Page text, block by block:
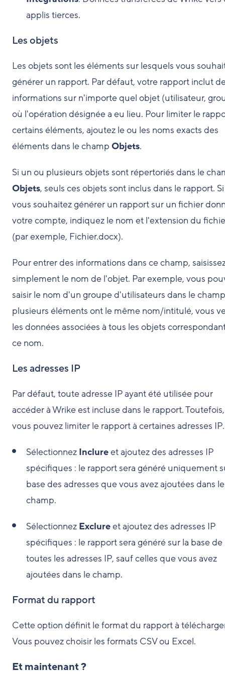
applis tierces.
Les objets
Les objets sont les éléments sur lesquels vous
générer un rapport. Par défaut, votre rapport inclut
informations sur n'importe quel objet (utilisateur,
où l'opération désignée a eu lieu. Pour limiter le
certains éléments, ajoutez le ou les noms exacts des
éléments dans le champ Objets.
Si un ou plusieurs objets sont répertoriés dans le
Objets, seuls ces objets sont inclus dans le rapport. Si
vous souhaitez générer un rapport sur un fichier
votre compte, indiquez le nom et l'extension du
(par exemple, Fichier.docx).
Pour entrer des informations dans ce champ,
simplement le nom de l'objet. Par exemple, vous
saisir le nom d'un groupe d'utilisateurs dans le
plusieurs éléments ont le même nom/intitulé, vous
les données associées à tous les objets
ce nom.
Les adresses IP
Par défaut, toute adresse IP ayant été utilisée pour
accéder à Wrike est incluse dans le rapport. Toutefois,
vous pouvez limiter le rapport à certaines adresses IP.
Sélectionnez Inclureet ajoutez des adresses IP
spécifiques : le rapport sera généré uniquement
base des adresses que vous avez ajoutées dans le
champ.
Sélectionnez Exclureet ajoutez des adresses IP
spécifiques : le rapport sera généré sur la base de
toutes les adresses IP, sauf celles que vous avez
ajoutées dans le champ.
Format du rapport
Cette option définit le format du rapport à
Vous pouvez choisir les formats CSV ou Excel.
Et maintenant ?